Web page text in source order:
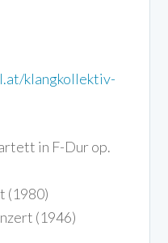
klangkollektiv-
in F-Dur op.
(1980)
(1946)